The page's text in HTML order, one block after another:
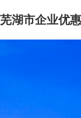
芜湖市企业优